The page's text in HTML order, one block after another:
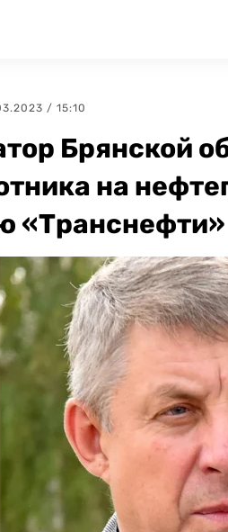
/ 15:10
Брянской
на
«Транснефти»